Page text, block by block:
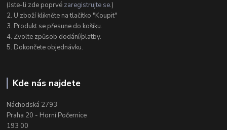
(Jste-li zde poprvé zaregistrujte se.)
2. U zboží klikněte na tlačítko "Koupit"
3. Produkt se přesune do košíku.
4. Zvolte způsob dodání/platby.
5. Dokončete objednávku.
Kde nás najdete
Náchodská 2793
Praha 20 - Horní Počernice
193 00